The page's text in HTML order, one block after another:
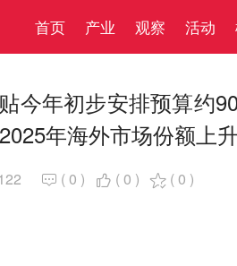
首页 产业 观察 活动
今年初步安排预算约
年海外市场份额上
 (0 )  (0 )  (0 )